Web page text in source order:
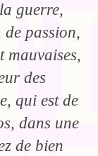
guerre,
de passion,
mauvaises,
des
qui est de
dans une
de bien